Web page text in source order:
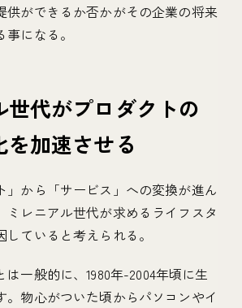
供ができるか否かがその企業の将来
になる。
世代がプロダクトの
を加速させる
」から「サービス」への変換が進ん
ミレニアル世代が求めるライフスタ
ていると考えられる。
は一般的に、1980年-2004年頃に生
。物心がついた頃からパソコンやイ